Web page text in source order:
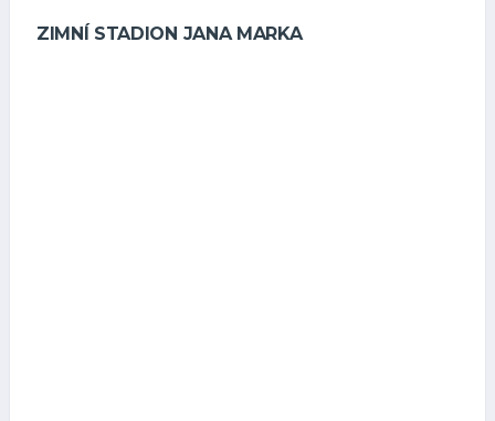
ZIMNÍ STADION JANA MARKA